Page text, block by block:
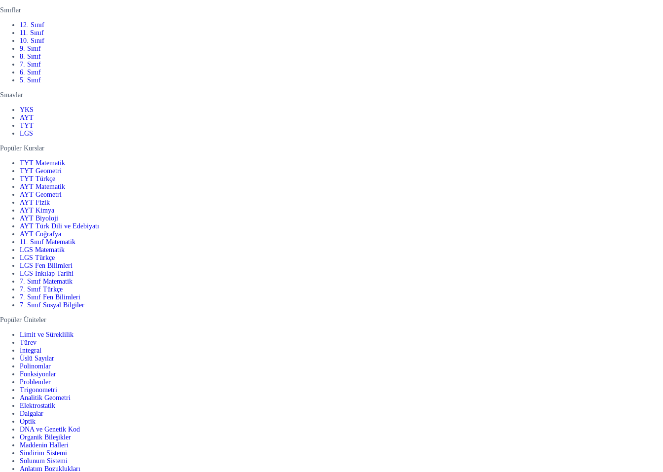
Sınıflar
12. Sınıf
11. Sınıf
10. Sınıf
9. Sınıf
8. Sınıf
7. Sınıf
6. Sınıf
5. Sınıf
Sınavlar
YKS
AYT
TYT
LGS
Popüler Kurslar
TYT Matematik
TYT Geometri
TYT Türkçe
AYT Matematik
AYT Geometri
AYT Fizik
AYT Kimya
AYT Biyoloji
AYT Türk Dili ve Edebiyatı
AYT Coğrafya
11. Sınıf Matematik
LGS Matematik
LGS Türkçe
LGS Fen Bilimleri
LGS İnkılap Tarihi
7. Sınıf Matematik
7. Sınıf Türkçe
7. Sınıf Fen Bilimleri
7. Sınıf Sosyal Bilgiler
Popüler Üniteler
Limit ve Süreklilik
Türev
İntegral
Üslü Sayılar
Polinomlar
Fonksiyonlar
Problemler
Trigonometri
Analitik Geometri
Elektrostatik
Dalgalar
Optik
DNA ve Genetik Kod
Organik Bileşikler
Maddenin Halleri
Sindirim Sistemi
Solunum Sistemi
Anlatım Bozuklukları